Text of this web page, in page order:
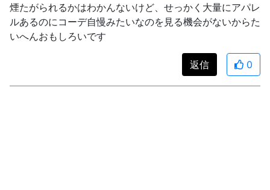
煙たがられるかはわかんないけど、せっかく大量にアパレ
ルあるのにコーデ自慢みたいなのを見る機会がないからた
いへんおもしろいです
返信 0